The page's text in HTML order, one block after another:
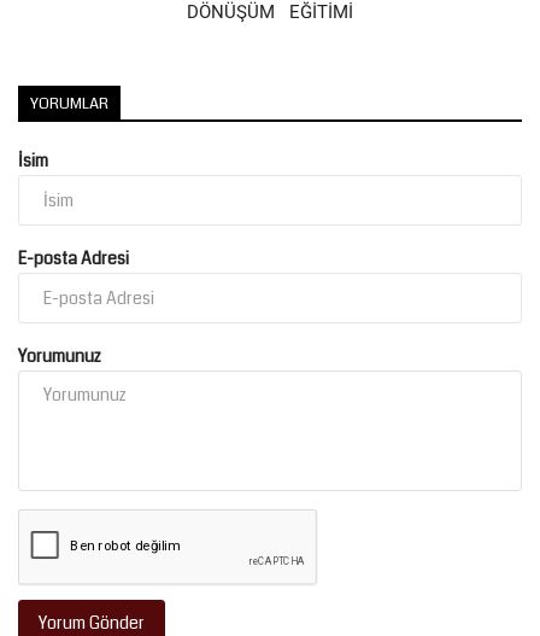
DÖNÜŞÜM EĞİTİMİ
YORUMLAR
İsim
E-posta Adresi
Yorumunuz
Yorum Gönder